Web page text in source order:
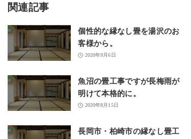
関連記事
個性的な縁なし畳を湯沢のお
客様から。
2020年9月6日
魚沼の畳工事ですが長梅雨が
明けて本格的に。
2020年8月15日
長岡市・柏崎市の縁なし畳工